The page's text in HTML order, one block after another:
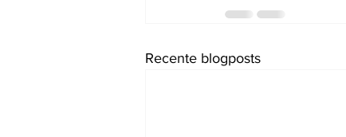
Recente blogposts